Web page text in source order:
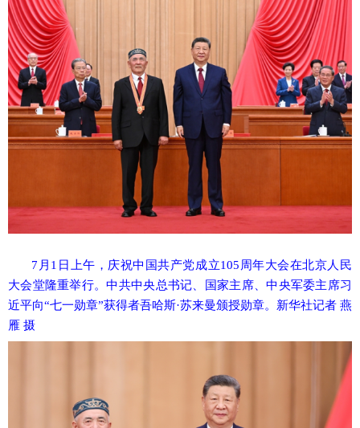
7月1日上午，庆祝中国共产党成立105周年大会在北京人民
大会堂隆重举行。中共中央总书记、国家主席、中央军委主席习
近平向“七一勋章”获得者吾哈斯·苏来曼颁授勋章。新华社记者 燕
雁 摄